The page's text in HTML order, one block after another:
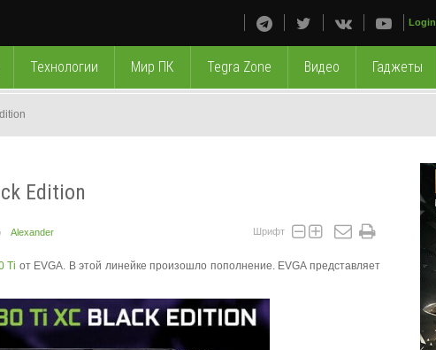
Login
Технологии Мир ПК Tegra Zone Видео Гаджеты
Edition
Alexander Шрифт
Ti от EVGA. В этой линейке произошло пополнение. EVGA представляет